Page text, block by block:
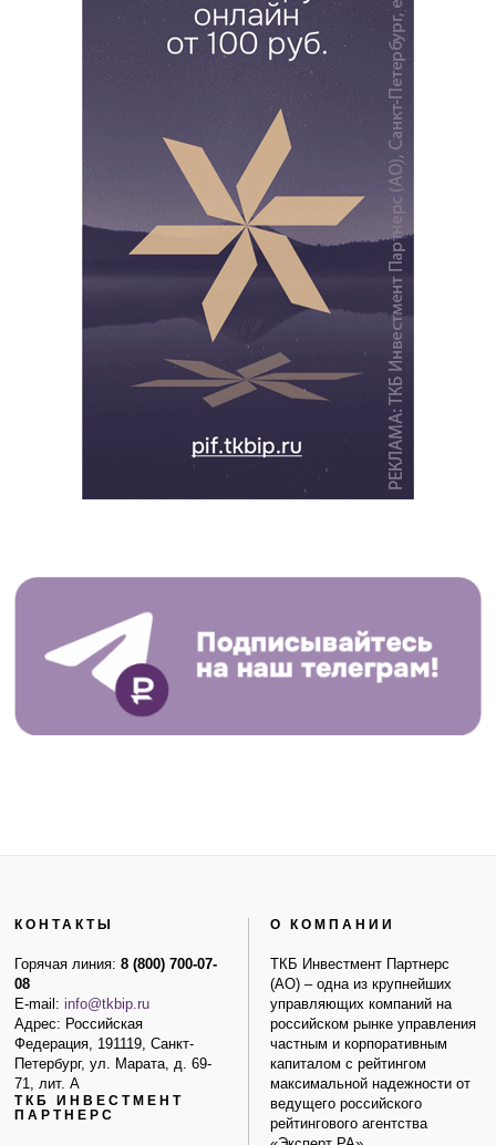
КОНТАКТЫ
Горячая линия:8 (800) 700-07-
08
E-mail:info@tkbip.ru
Адрес: Российская
Федерация, 191119, Санкт-
Петербург, ул. Марата, д. 69-
71, лит. А
ТКБ ИНВЕСТМЕНТ
ПАРТНЕРС
О КОМПАНИИ
ТКБ Инвестмент Партнерс
(АО) – одна из крупнейших
управляющих компаний на
российском рынке управления
частным и корпоративным
капиталом с рейтингом
максимальной надежности от
ведущего российского
рейтингового агентства